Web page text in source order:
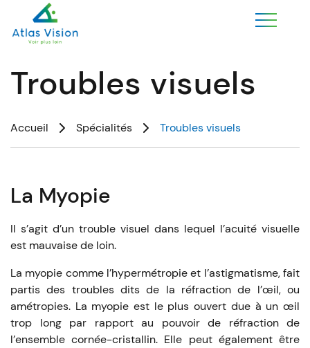
Troubles visuels
Accueil Spécialités Troubles visuels
La Myopie
Il s’agit d’un trouble visuel dans lequel l’acuité visuelle
est mauvaise de loin.
La myopie comme l’hypermétropie et l’astigmatisme, fait
partis des troubles dits de la réfraction de l’œil, ou
amétropies. La myopie est le plus ouvert due à un œil
trop long par rapport au pouvoir de réfraction de
l’ensemble cornée-cristallin. Elle peut également être